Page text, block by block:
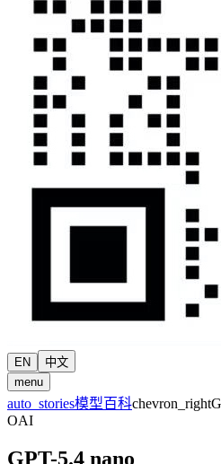
EN
中文
menu
auto_stories模型百科chevron_right
OAI
GPT-5.4 nano